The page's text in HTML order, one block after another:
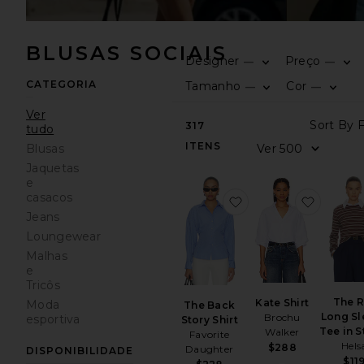
BLUSAS SOCIAIS
CATEGORIA
Ver
tudo
Blusas
Jaquetas
e
casacos
Jeans
Loungewear
Malhas
e
Tricôs
Moda
esportiva
DISPONIBILIDADE
Designer —
Preço —
Tamanho —
Cor —
317
ITENS
The Back
Story Shirt
Favorite
Daughter
favoritoThe Back
Kate Shirt
Brochu
Walker
$288
The
Long
Tee in
$119